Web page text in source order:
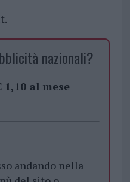
nazionali?
1,10 al mese
andando nella